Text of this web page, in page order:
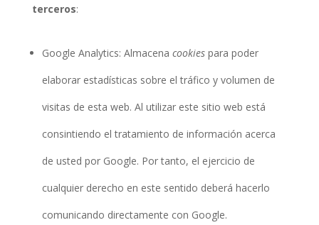
terceros:
Google Analytics: Almacena cookiespara poder
elaborar estadísticas sobre el tráfico y volumen de
visitas de esta web. Al utilizar este sitio web está
consintiendo el tratamiento de información acerca
de usted por Google. Por tanto, el ejercicio de
cualquier derecho en este sentido deberá hacerlo
comunicando directamente con Google.